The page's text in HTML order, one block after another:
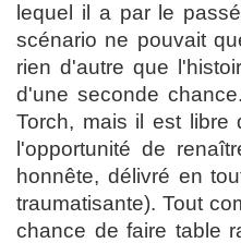
lequel il a par le
scénario ne pouvait
rien d'autre que
d'une seconde
Torch, mais il est
l'opportunité de
honnête, délivré en
traumatisante). Tout
chance de faire table